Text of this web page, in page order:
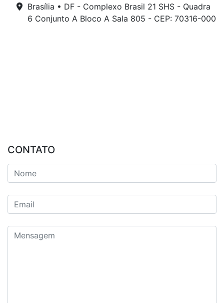
Brasília • DF - Complexo Brasil 21 SHS - Quadra
6 Conjunto A Bloco A Sala 805 - CEP: 70316-000
CONTATO